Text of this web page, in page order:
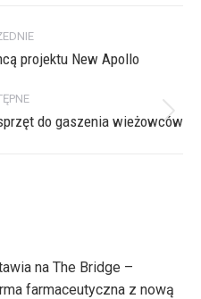
Poprzedni
projektu New Apollo
Następnydo gaszenia wieżowców
na The Bridge –
farmaceutyczna z nową